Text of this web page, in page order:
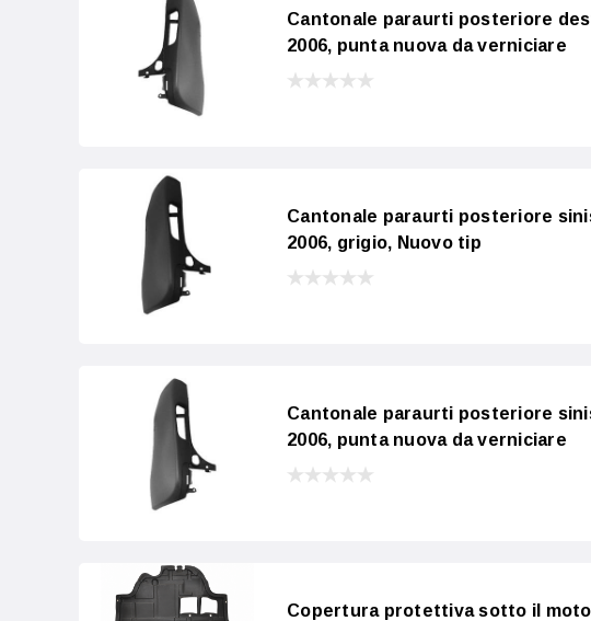
Cantonale paraurti posteriore
2006, punta nuova da verniciare
Cantonale paraurti posteriore
2006, grigio, Nuovo tip
Cantonale paraurti posteriore
2006, punta nuova da verniciare
Copertura protettiva sotto il